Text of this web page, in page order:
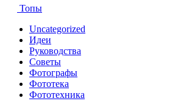
Топы
Uncategorized
Идеи
Руководства
Советы
Фотографы
Фототека
Фототехника